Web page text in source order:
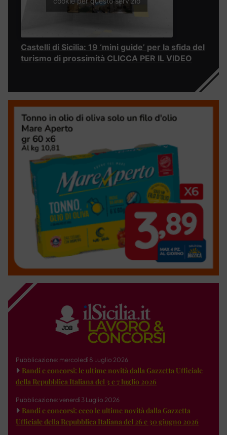
Castelli di Sicilia: 19 ‘mini guide’ per la sfida del
turismo di prossimità CLICCA PER IL VIDEO
Pubblicazione: mercoledì 8 Luglio 2026
Bandi e concorsi: le ultime novità dalla Gazzetta Ufficiale
della Repubblica Italiana del 3 e 7 luglio 2026
Pubblicazione: venerdì 3 Luglio 2026
Bandi e concorsi: ecco le ultime novità dalla Gazzetta
Ufficiale della Repubblica Italiana del 26 e 30 giugno 2026